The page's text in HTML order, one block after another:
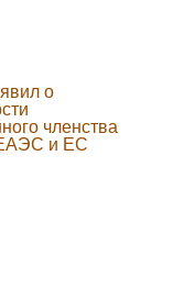
о
членства
и ЕС